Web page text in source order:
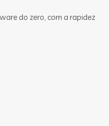
do zero, com a rapidez